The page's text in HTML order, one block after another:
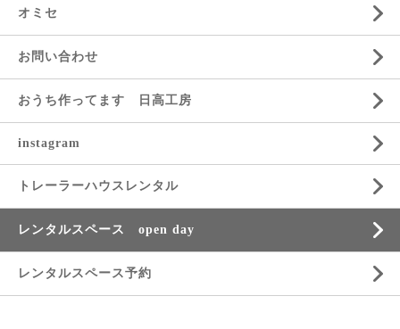
オミセ
お問い合わせ
おうち作ってます 日高工房
instagram
トレーラーハウスレンタル
レンタルスペース open day
レンタルスペース予約